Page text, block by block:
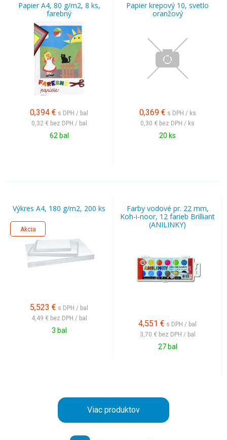
Papier A4, 80 g/m2, 8 ks,
farebný
0,394 € s DPH / bal
0,32 € bez DPH / bal
62 bal
Papier krepový 10, svetlo
oranžový
0,369 € s DPH / ks
0,30 € bez DPH / ks
20 ks
Výkres A4, 180 g/m2, 200 ks
Akcia
5,523 € s DPH / bal
4,49 € bez DPH / bal
3 bal
Farby vodové pr. 22 mm,
Koh-i-noor, 12 farieb Brilliant
(ANILINKY)
4,551 € s DPH / bal
3,70 € bez DPH / bal
27 bal
Viac produktov